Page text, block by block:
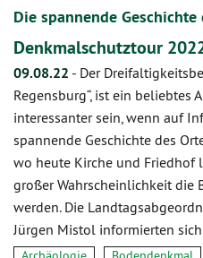
Die spannende
Denkmalschutztour
09.08.22 - Der
Regensburg“, ist ein beliebtes
interessanter sein, wenn auf
spannende Geschichte des
wo heute Kirche und
großer Wahrscheinlichkeit die
werden. Die
Jürgen Mistol informierten